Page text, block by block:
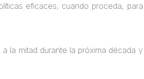
eficaces, cuando proceda, para
la mitad durante la próxima década y